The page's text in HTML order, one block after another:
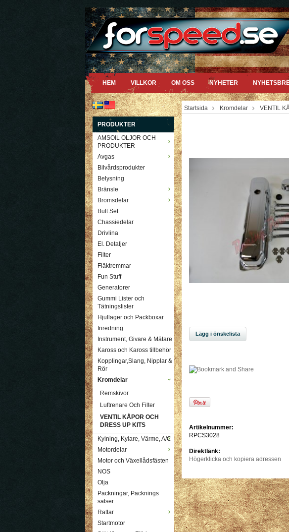
HEM VILLKOR OM OSS NYHETER
PRODUKTER
AMSOIL OLJOR OCH
PRODUKTER
Avgas
Bilvårdsprodukter
Belysning
Bränsle
Bromsdelar
Bult Set
Chassiedelar
Drivlina
El. Detaljer
Filter
Fläktremmar
Fun Stuff
Generatorer
Gummi Lister och
Tätningslister
Hjullager och Packboxar
Inredning
Instrument, Givare & Mätare
Kaross och Kaross tillbehör
Kopplingar,Slang, Nipplar &
Rör
Kromdelar
Remskivor
Luftrenare Och Filter
VENTIL KÅPOR OCH
DRESS UP KITS
Kylning, Kylare, Värme, A/C
Motordelar
Motor och Växellådsfästen
NOS
Olja
Packningar, Packnings
satser
Rattar
Startmotor
Startsida Kromdelar VENTIL
Lägg i önskelista
Artikelnummer:
RPCS3028
Direktlänk:
Högerklicka och kopiera adressen